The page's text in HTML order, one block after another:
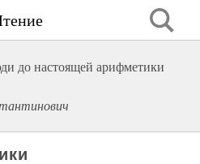
до настоящей арифметики